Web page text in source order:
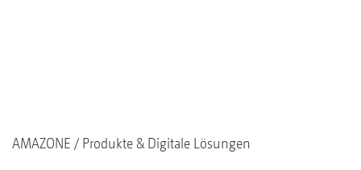
AMAZONE Produkte & Digitale Lösungen